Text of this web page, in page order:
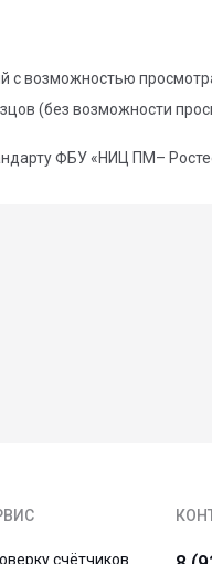
с возможностью
(без возможности
ФБУ «НИЦ ПМ–
счётчиков